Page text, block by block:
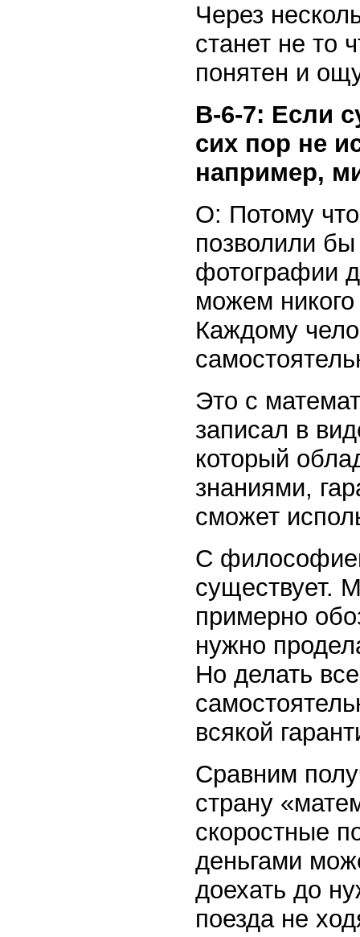
Через
станет не то
понятен и
В-6-7: Если
сих пор не
например,
О: Потому
позволили
фотографии
можем никого
Каждому
Это с
записал в
который
знаниями,
сможет
С
существует.
примерно
нужно
Но делать
всякой
Сравним
страну
скоростные
деньгами
доехать до
поезда не